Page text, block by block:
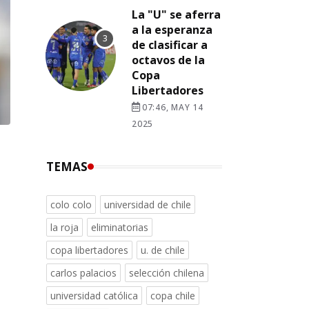
La "U" se aferra
a la esperanza
de clasificar a
octavos de la
Copa
Libertadores
07:46, MAY 14
2025
TEMAS
colo colo
universidad de chile
la roja
eliminatorias
copa libertadores
u. de chile
carlos palacios
selección chilena
universidad católica
copa chile